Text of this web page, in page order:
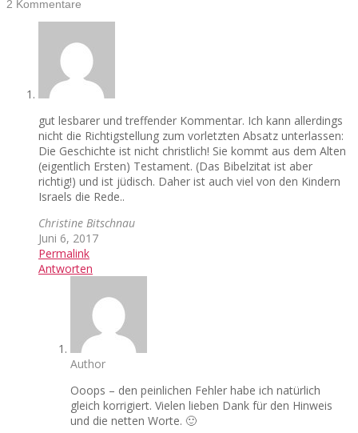
2 Kommentare
gut lesbarer und treffender Kommentar. Ich kann allerdings
nicht die Richtigstellung zum vorletzten Absatz unterlassen:
Die Geschichte ist nicht christlich! Sie kommt aus dem Alten
(eigentlich Ersten) Testament. (Das Bibelzitat ist aber
richtig!) und ist jüdisch. Daher ist auch viel von den Kindern
Israels die Rede..
Christine Bitschnau
Juni 6, 2017
Permalink
Antworten
Author
Ooops – den peinlichen Fehler habe ich natürlich
gleich korrigiert. Vielen lieben Dank für den Hinweis
und die netten Worte. 🙂